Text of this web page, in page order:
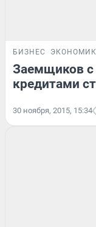
БИЗНЕС
Заемщиков
кредитами
30 ноября, 2015, 15:34